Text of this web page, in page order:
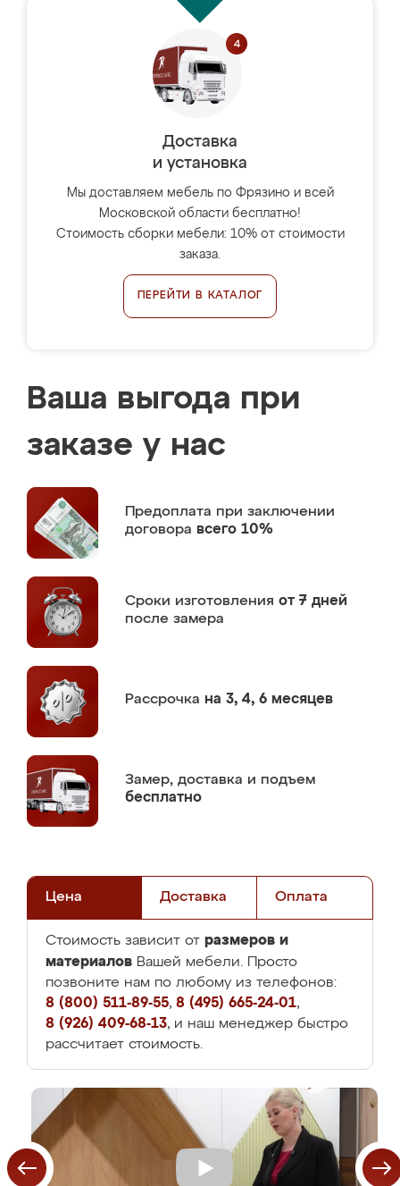
Доставка
и установка
Мы доставляем мебель по Фрязино и всей
Московской области бесплатно!
Стоимость сборки мебели: 10% от стоимости
заказа.
ПЕРЕЙТИ В КАТАЛОГ
Ваша выгода при
заказе у нас
Предоплата при заключении
договора всего 10%
Сроки изготовления от 7 дней
после замера
Рассрочка на 3, 4, 6 месяцев
Замер, доставка и подъем
бесплатно
Цена Доставка Оплата
Стоимость зависит от размеров и
материалов Вашей мебели. Просто
позвоните нам по любому из телефонов:
8 (800) 511-89-55, 8 (495) 665-24-01,
8 (926) 409-68-13, и наш менеджер быстро
рассчитает стоимость.